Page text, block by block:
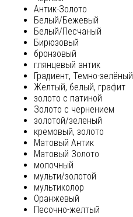
Антик-Золото
Белый/Бежевый
Белый/Песчаный
Бирюзовый
бронзовый
глянцевый антик
Градиент, Темно-зелёный
Желтый, белый, графит
золото с патиной
Золото с чернением
золотой/зеленый
кремовый, золото
Матовый Антик
Матовый Золото
молочный
мульти/золотой
мультиколор
Оранжевый
Песочно-желтый